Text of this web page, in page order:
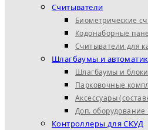
Считыватели
Биометрические
Кодонаборные
Считыватели для
Шлагбаумы и
Шлагбаумы и
Парковочные
Аксессуары
Доп. оборудование
Контроллеры для СКУД